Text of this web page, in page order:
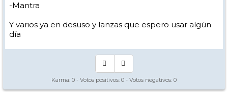
-Mantra
Y varios ya en desuso y lanzas que espero usar algún
día
Karma: 0 - Votos positivos: 0 - Votos negativos: 0